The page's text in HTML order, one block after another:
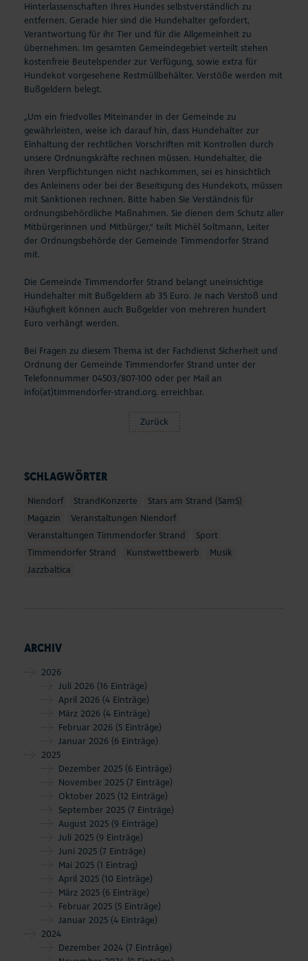
SCHLAGWÖRTER
Niendorf StrandKonzerte
Stars am Strand (SamS)
Magazin
Veranstaltungen Niendorf
Veranstaltungen Timmendorfer Strand
Sport
Timmendorfer Strand
Kunstwettbewerb
Musik
Jazzbaltica
ARCHIV
2026
Juli 2026 (16 Einträge)
April 2026 (4 Einträge)
März 2026 (4 Einträge)
Februar 2026 (5 Einträge)
Januar 2026 (6 Einträge)
2025
Dezember 2025 (6 Einträge)
November 2025 (7 Einträge)
Oktober 2025 (12 Einträge)
September 2025 (7 Einträge)
August 2025 (9 Einträge)
Juli 2025 (9 Einträge)
Juni 2025 (7 Einträge)
Mai 2025 (1 Eintrag)
April 2025 (10 Einträge)
März 2025 (6 Einträge)
Februar 2025 (5 Einträge)
Januar 2025 (4 Einträge)
2024
Dezember 2024 (7 Einträge)
Hinterlassenschaften Ihres Hundes selbstverständlich zu
entfernen. Gerade hier sind die Hundehalter gefordert,
Verantwortung für ihr Tier und für die Allgemeinheit zu
übernehmen. Im gesamten Gemeindegebiet verteilt stehen
kostenfreie Beutelspender zur Verfügung, sowie extra für
Hundekot vorgesehene Restmüllbehälter. Verstöße werden mit
Bußgeldern belegt.
„Um ein friedvolles Miteinander in der Gemeinde zu
gewährleisten, weise ich darauf hin, dass Hundehalter zur
Einhaltung der rechtlichen Vorschriften mit Kontrollen durch
unsere Ordnungskräfte rechnen müssen. Hundehalter, die
ihren Verpflichtungen nicht nachkommen, sei es hinsichtlich
des Anleinens oder bei der Beseitigung des Hundekots, müssen
mit Sanktionen rechnen. Bitte haben Sie Verständnis für
ordnungsbehördliche Maßnahmen. Sie dienen dem Schutz aller
Mitbürgerinnen und Mitbürger,“ teilt Michèl Soltmann, Leiter
der Ordnungsbehörde der Gemeinde Timmendorfer Strand
mit.
Die Gemeinde Timmendorfer Strand belangt uneinsichtige
Hundehalter mit Bußgeldern ab 35 Euro. Je nach Verstoß und
Häufigkeit können auch Bußgelder von mehreren hundert
Euro verhängt werden.
Bei Fragen zu diesem Thema ist der Fachdienst Sicherheit und
Ordnung der Gemeinde Timmendorfer Strand unter der
Telefonnummer 04503/807-100 oder per Mail an
info(at)timmendorfer-strand.org. erreichbar.
Zurück